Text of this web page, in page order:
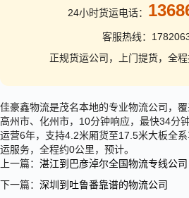
24小时货运电话：
客服热线：
正规货运公司，上门提货，全程
佳豪鑫物流是茂名本地的专业物流公司，覆
高州市、化州市，10分钟响应，最快34分
运营6年，支持4.2米厢货至17.5米大板全
运服务，全程约0公里，预计。
上一篇： 湛江到巴彦淖尔全国物流专线公司
下一篇： 深圳到吐鲁番靠谱的物流公司